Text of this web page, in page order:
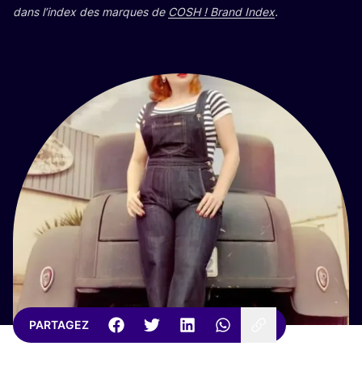
dans l’in­dex des marques de COSH! Brand Index.
PARTAGEZ